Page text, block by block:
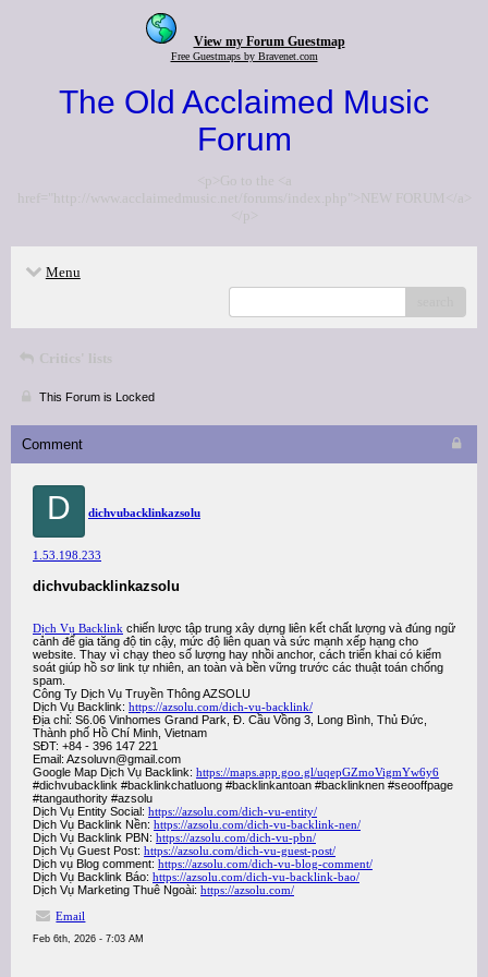
View my Forum Guestmap
Free Guestmaps by Bravenet.com
The Old Acclaimed Music
Forum
<p>Go to the <a
href="http://www.acclaimedmusic.net/forums/index.php">NEW FORUM</a>
</p>
Menu
Critics' lists
This Forum is Locked
Comment
D dichvubacklinkazsolu
1.53.198.233
dichvubacklinkazsolu
Dịch Vụ Backlink chiến lược tập trung xây dựng liên kết chất lượng và đúng ngữ
cảnh để gia tăng độ tin cậy, mức độ liên quan và sức mạnh xếp hạng cho
website. Thay vì chạy theo số lượng hay nhồi anchor, cách triển khai có kiểm
soát giúp hồ sơ link tự nhiên, an toàn và bền vững trước các thuật toán chống
spam.
Công Ty Dịch Vụ Truyền Thông AZSOLU
Dịch Vụ Backlink: https://azsolu.com/dich-vu-backlink/
Địa chỉ: S6.06 Vinhomes Grand Park, Đ. Cầu Vồng 3, Long Bình, Thủ Đức,
Thành phố Hồ Chí Minh, Vietnam
SĐT: +84 - 396 147 221
Email: Azsoluvn@gmail.com
Google Map Dịch Vụ Backlink: https://maps.app.goo.gl/uqepGZmoVigmYw6y6
#dichvubacklink #backlinkchatluong #backlinkantoan #backlinknen #seooffpage
#tangauthority #azsolu
Dịch Vụ Entity Social: https://azsolu.com/dich-vu-entity/
Dịch Vụ Backlink Nền: https://azsolu.com/dich-vu-backlink-nen/
Dịch Vụ Backlink PBN: https://azsolu.com/dich-vu-pbn/
Dịch Vụ Guest Post: https://azsolu.com/dich-vu-guest-post/
Dịch vụ Blog comment: https://azsolu.com/dich-vu-blog-comment/
Dịch Vụ Backlink Báo: https://azsolu.com/dich-vu-backlink-bao/
Dịch Vụ Marketing Thuê Ngoài: https://azsolu.com/
Email
Feb 6th, 2026 - 7:03 AM